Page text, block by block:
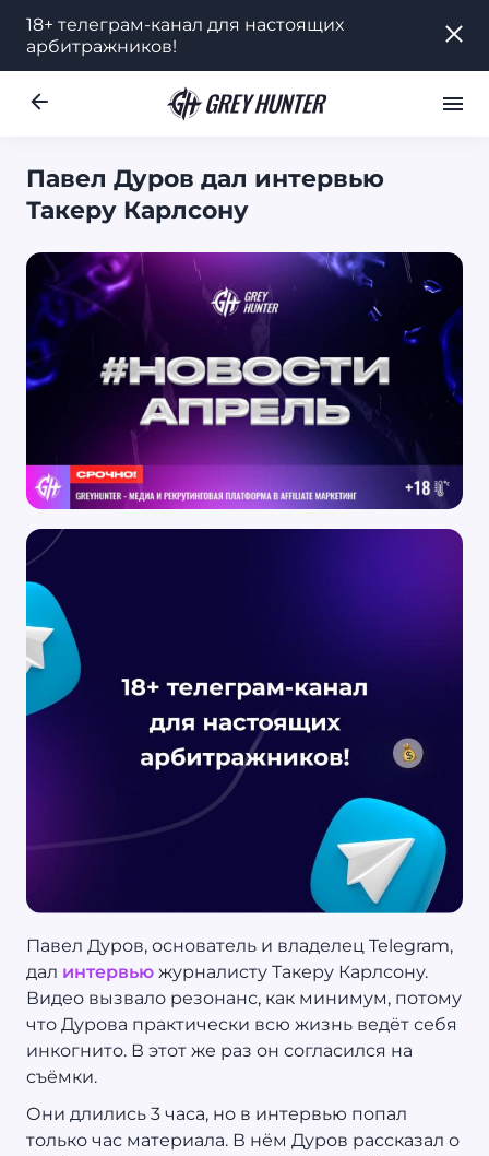
18+ телеграм-канал для настоящих
арбитражников!
18+ телеграм-канал для настоящих
арбитражников!
Павел Дуров дал интервью
Такеру Карлсону
Павел Дуров, основатель и владелец Telegram,
дал интервью журналисту Такеру Карлсону.
Видео вызвало резонанс, как минимум, потому
что Дурова практически всю жизнь ведёт себя
инкогнито. В этот же раз он согласился на
съёмки.
Они длились 3 часа, но в интервью попал
только час материала. В нём Дуров рассказал о